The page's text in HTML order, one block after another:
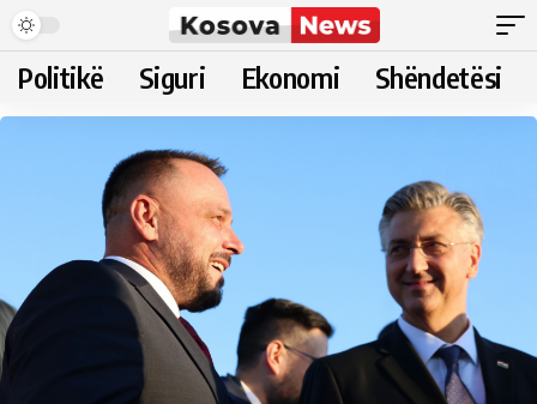
Politikë Siguri Ekonomi Shëndetësi